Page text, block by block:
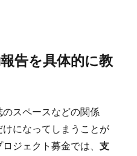
告を具体的に教
スペースなどの関係
になってしまうことが
ジェクト募金では、支